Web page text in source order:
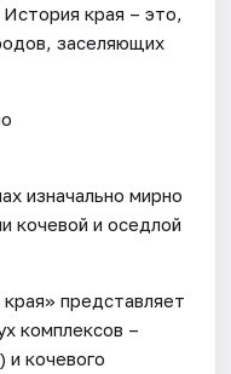
края – это,
заселяющих
изначально мирно
кочевой и оседлой
представляет
комплексов –
и кочевого